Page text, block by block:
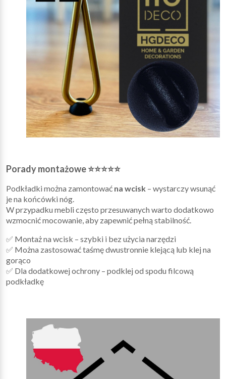
Porady montażowe ⭐⭐⭐⭐⭐
Podkładki można zamontować na wcisk – wystarczy wsunąć
je na końcówki nóg.
W przypadku mebli często przesuwanych warto dodatkowo
wzmocnić mocowanie, aby zapewnić pełną stabilność.
✅ Montaż na wcisk – szybki i bez użycia narzędzi
✅ Można zastosować taśmę dwustronnie klejącą lub klej na
gorąco
✅ Dla dodatkowej ochrony – podklej od spodu filcową
podkładkę